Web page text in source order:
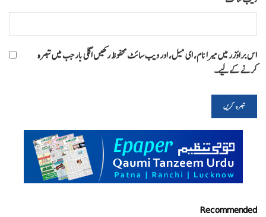
اس براؤزر میں میرا نام، ای میل، اور ویب سائٹ محفوظ رکھیں اگلی بار جب میں تبصرہ
کرنے کےلیے۔
Recommended